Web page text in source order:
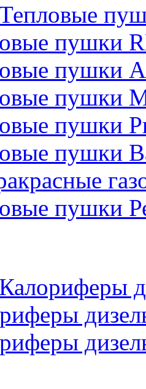
пушки
пушки
пушки
пушки
пушки
пушки
Калориферы